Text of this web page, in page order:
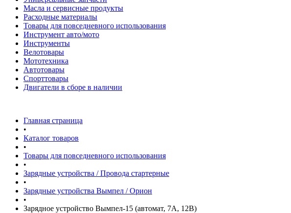
Масла и сервисные продукты
Расходные материалы
Товары для повседневного использования
Инструмент авто/мото
Инструменты
Велотовары
Мототехника
Автотовары
Спорттовары
Двигатели в сборе в наличии
Главная страница
•
Каталог товаров
•
Товары для повседневного использования
•
Зарядные устройства / Провода стартерные
•
Зарядные устройства Вымпел / Орион
•
Зарядное устройство Вымпел-15 (автомат, 7А, 12В)